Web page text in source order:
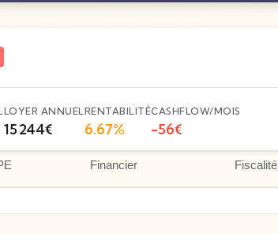
LOYER ANNUEL
15 244€
RENTABILITÉ
6.67%
CASHFLOW/MOIS
-56€
Financier Fiscalité